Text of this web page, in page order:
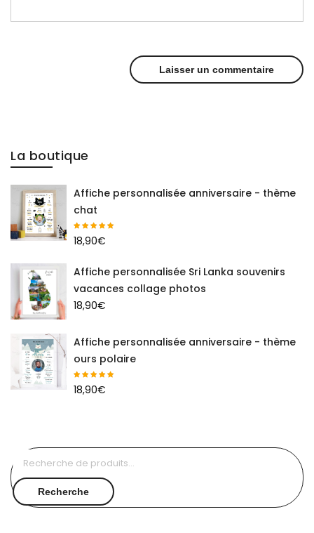
La boutique
Affiche personnalisée anniversaire - thème
chat
18,90€
Affiche personnalisée Sri Lanka souvenirs
vacances collage photos
18,90€
Affiche personnalisée anniversaire - thème
ours polaire
18,90€
Recherche